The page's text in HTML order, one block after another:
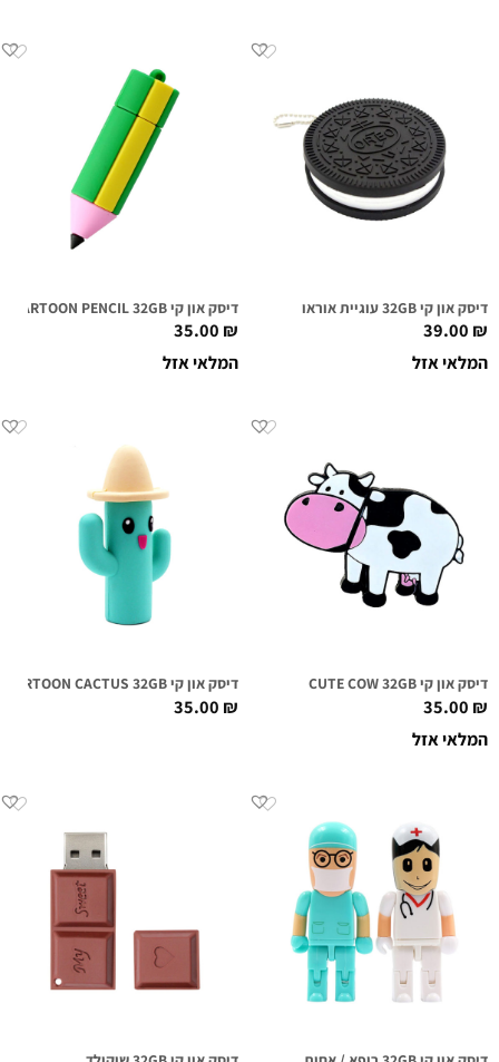
דיסק און קי 32GB עוגיית אוראו
39.00₪
המלאי אזל
דיסק און קי CARTOON PENCIL 32GB
35.00₪
המלאי אזל
דיסק און קי CUTE COW 32GB
35.00₪
המלאי אזל
דיסק און קי CARTOON CACTUS 32GB
35.00₪